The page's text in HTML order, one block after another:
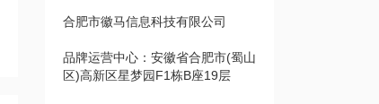
合肥市徽马信息科技有限公司
品牌运营中心：安徽省合肥市(蜀山
区)高新区星梦园F1栋B座19层